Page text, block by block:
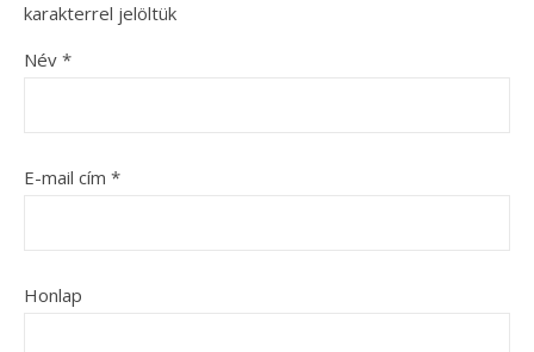
karakterrel jelöltük
Név *
E-mail cím *
Honlap